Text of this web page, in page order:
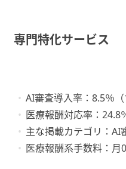
専門特化サービス
AI審査導入率：8.5％（
医療報酬対応率：24.8
主な掲載カテゴリ：AI
医療報酬系手数料：月